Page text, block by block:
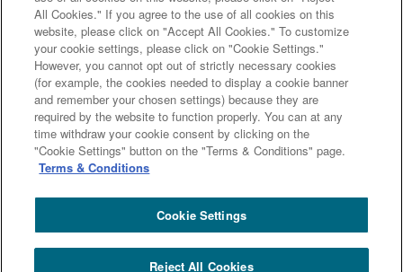
前のページへ
次のページへ
三井住友トラストグループ100年史 ホーム 100年史
第２編 - 第１章 - 第２節 １ ステップ１～経営統合 - 初のグループ合同店部
All Cookies." If you agree to the use of all cookies on this
website, please click on "Accept All Cookies." To customize
your cookie settings, please click on "Cookie Settings."
However, you cannot opt out of strictly necessary cookies
(for example, the cookies needed to display a cookie banner
and remember your chosen settings) because they are
required by the website to function properly. You can at any
time withdraw your cookie consent by clicking on the
"Cookie Settings" button on the "Terms & Conditions" page.
Terms & Conditions
Cookie Settings
Reject All Cookies